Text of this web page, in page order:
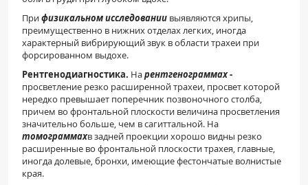
Прифизикальном исследовании выявляются хрипы,
преимущественно в нижних отделах легких, иногда
характерный вибрирующий звук в области трахеи при
форсированном выдохе.
Рентгенодиагностика. Нарентгенограммах-
просветление резко расширенной трахеи, просвет которой
нередко превышает поперечник позвоночного столба,
причем во фронтальной плоскости величина просветления
значительно больше, чем в сагиттальной. На
томограммахв задней проекции хорошо видны резко
расширенные во фронтальной плоскости трахея, главные,
иногда долевые, бронхи, имеющие фестончатые волнистые
края.